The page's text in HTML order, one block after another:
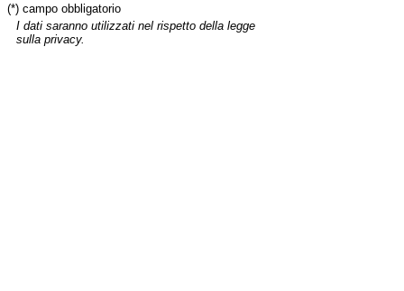
(*) campo obbligatorio
I dati saranno utilizzati nel rispetto della legge
sulla privacy.